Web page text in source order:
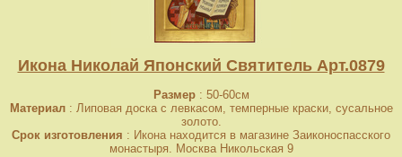
Икона Николай Японский Святитель Арт.0879
Размер: 50-60см
Материал: Липовая доска с левкасом, темперные краски, сусальное
золото.
Срок изготовления : Икона находится в магазине Заиконоспасского
монастыря. Москва Никольская 9